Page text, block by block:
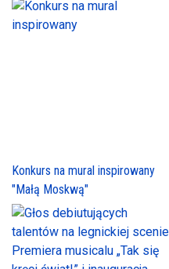
Konkurs na mural inspirowany
"Małą Moskwą"